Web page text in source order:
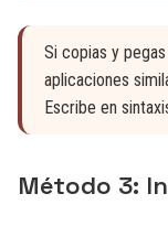
Si copias y
aplicaciones
Escribe en
Método 3: